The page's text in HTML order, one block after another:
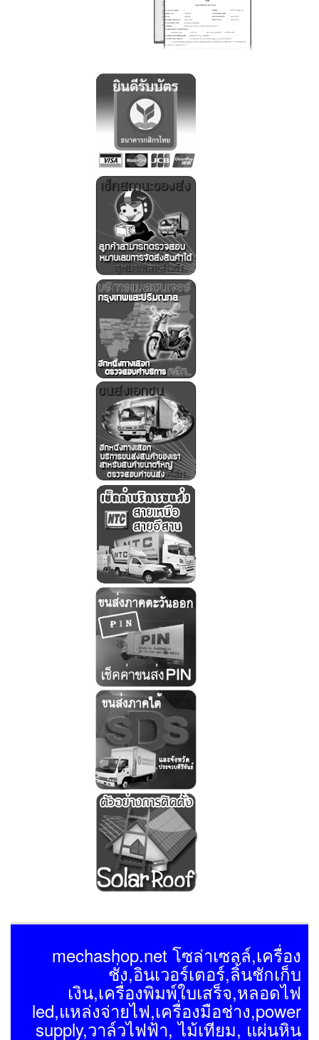
mechashop.net โซล่าเซลล์,เครื่อง
ชั่ง,อินเวอร์เตอร์,ลิ้นชักเก็บ
เงิน,เครื่องพิมพ์ใบเสร็จ,หลอดไฟ
led,แหล่งจ่ายไฟ,เครื่องมือช่าง,power
supply,วาล์วไฟฟ้า, ไม้เทียม, แผ่นหิน